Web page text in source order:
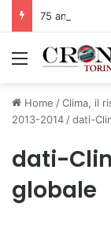
Menu
Home /Clima, il
2013-2014/dati-
dati-
globale